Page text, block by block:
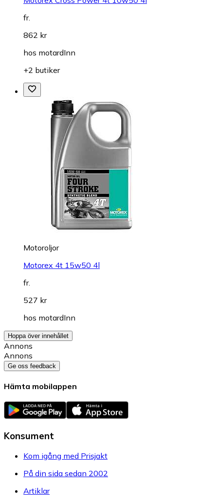
fr.
862 kr
hos motardInn
+2 butiker
Motoroljor
Motorex 4t 15w50 4l
fr.
527 kr
hos motardInn
Hoppa över innehållet
Annons
Annons
Ge oss feedback
Hämta mobilappen
Konsument
Kom igång med Prisjakt
På din sida sedan 2002
Artiklar